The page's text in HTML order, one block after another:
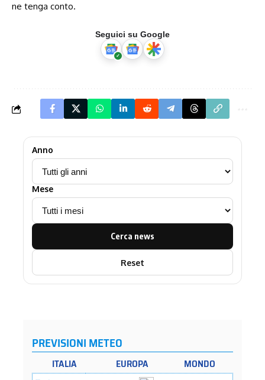
ne tenga conto.
Seguici su Google
Anno
Mese
Cerca news
Reset